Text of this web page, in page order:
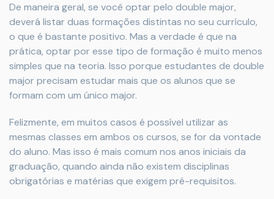
De maneira geral, se você optar pelo double major,
deverá listar duas formações distintas no seu currículo,
o que é bastante positivo. Mas a verdade é que na
prática, optar por esse tipo de formação é muito menos
simples que na teoria. Isso porque estudantes de double
major precisam estudar mais que os alunos que se
formam com um único major.
Felizmente, em muitos casos é possível utilizar as
mesmas classes em ambos os cursos, se for da vontade
do aluno. Mas isso é mais comum nos anos iniciais da
graduação, quando ainda não existem disciplinas
obrigatórias e matérias que exigem pré-requisitos.